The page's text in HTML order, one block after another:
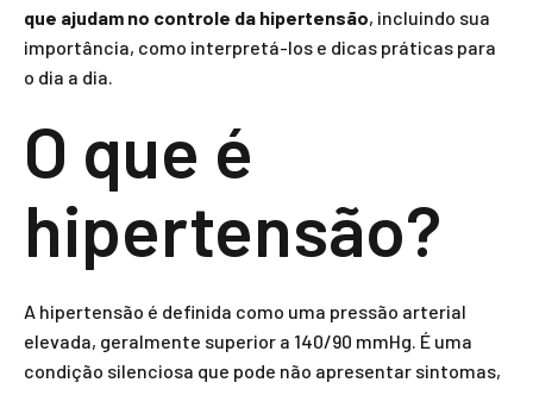
que ajudam no controle da hipertensão, incluindo sua
importância, como interpretá-los e dicas práticas para
o dia a dia.
O que é
hipertensão?
A hipertensão é definida como uma pressão arterial
elevada, geralmente superior a 140/90 mmHg. É uma
condição silenciosa que pode não apresentar sintomas,